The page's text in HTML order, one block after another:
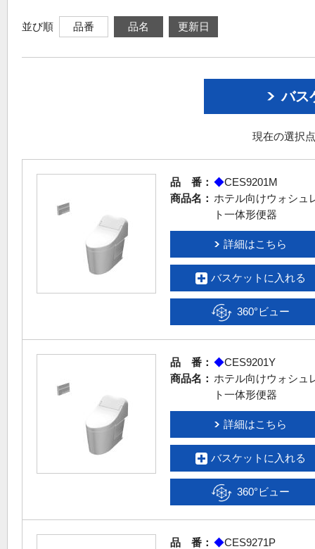
並び順 品番 品名 更新日
バス
現在の選択
品 番： ◆CES9201M
商品名： ホテル向けウォシュ
ト一体形便器
詳細はこちら
バスケットに入れる
360°ビュー
品 番： ◆CES9201Y
商品名： ホテル向けウォシュ
ト一体形便器
詳細はこちら
バスケットに入れる
360°ビュー
品 番： ◆CES9271P